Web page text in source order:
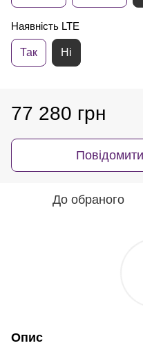
Наявність LTE
Так Ні
77 280 грн
До обраного
Опис